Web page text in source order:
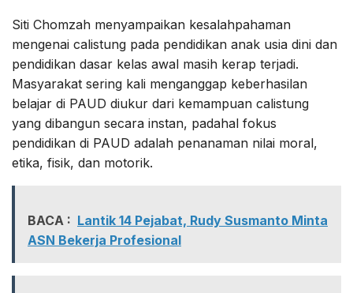
Siti Chomzah menyampaikan kesalahpahaman
mengenai calistung pada pendidikan anak usia dini dan
pendidikan dasar kelas awal masih kerap terjadi.
Masyarakat sering kali menganggap keberhasilan
belajar di PAUD diukur dari kemampuan calistung
yang dibangun secara instan, padahal fokus
pendidikan di PAUD adalah penanaman nilai moral,
etika, fisik, dan motorik.
BACA : Lantik 14 Pejabat, Rudy Susmanto Minta
ASN Bekerja Profesional